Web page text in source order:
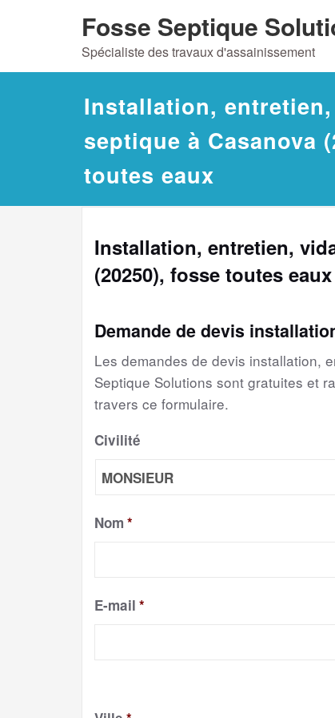
Fosse Septique
Spécialiste des travaux d'assainissement
Installation,
septique à Casanova
toutes eaux
Installation, entretien,
(20250), fosse toutes eaux
Demande de devis
Les demandes de devis installation,
Septique Solutions sont gratuites et
travers ce formulaire.
Civilité
Nom *
E-mail *